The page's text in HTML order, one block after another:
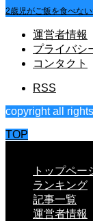
2歳児がご飯を食べな
運営者情報
プライバシ
コンタクト
RSS
copyright all
TOP
トップペー
ランキング
記事一覧
運営者情報